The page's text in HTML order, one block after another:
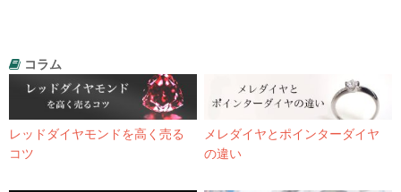
コラム
レッドダイヤモンドを高く売る
コツ
メレダイヤとポインターダイヤ
の違い